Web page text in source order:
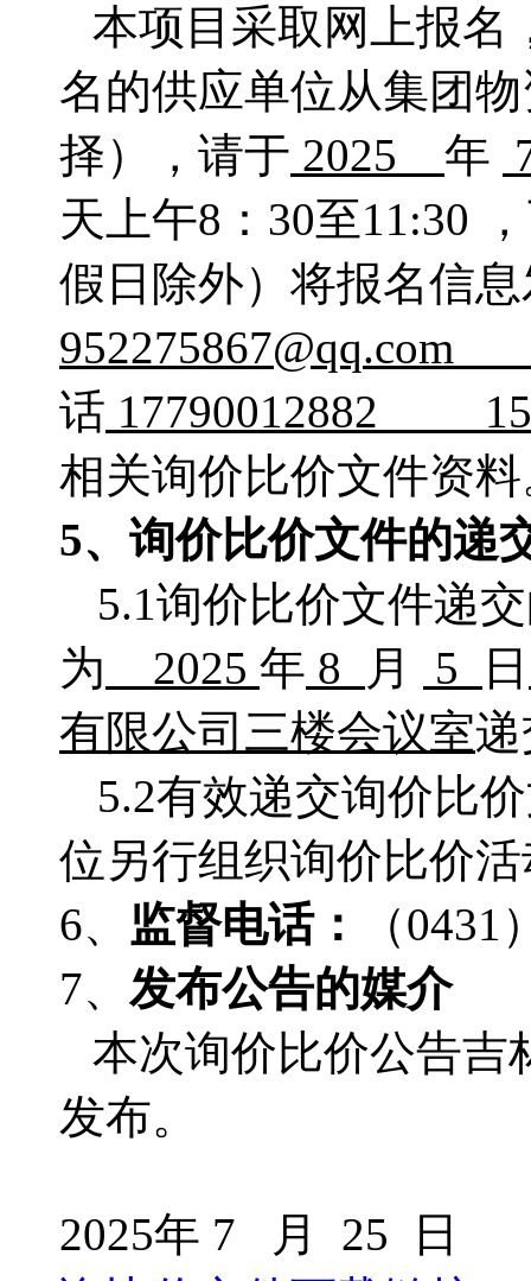
本项目采取网上报名
名的供应单位从集团
择），请于 2025 年
天上午8： 30至11:30
假日除外）将报名信
952275867@qq.com
话 17790012882
相关询价比价文件资
5、 询价比价文件的递
5.1询价比价文件递
为
2025 年 8 月 5
日
有限公司三楼会议室
5.2有效递交询价比
位另行组织询价比价
6、 监督电话： （0431
7、 发布公告的媒介
本次询价比价公告吉
发布。
2025年 7 月 25 日